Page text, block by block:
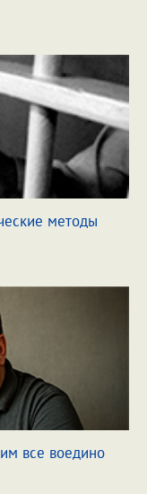
методы
все воедино